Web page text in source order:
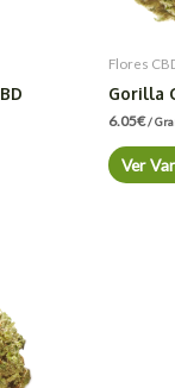
Flores
Gorilla
6.05€/
Ver